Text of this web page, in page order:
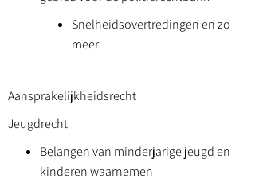
Snelheidsovertredingen en zo
meer
Aansprakelijkheidsrecht
Jeugdrecht
Belangen van minderjarige jeugd en
kinderen waarnemen